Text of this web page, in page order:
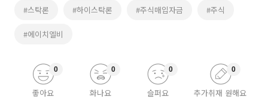
#스탁론 #하이스탁론 #주식매입자금 #주식
#에이치엘비
좋아요
0
화나요
0
슬퍼요
0
추가취재 원해요
0